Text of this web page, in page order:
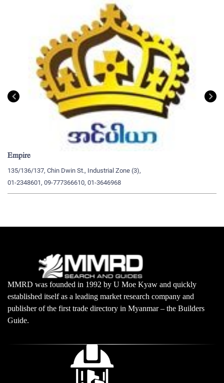
Empire
135/136/137, Chin Dwin St., Industrial Zone (3),
01-2348601, 09-777366610, 01-3646968
MMRD was founded in 1992 by U Moe Kyaw and quickly
established itself as a leading market research company and
publisher of the first trade directory in Myanmar – the Builders
Guide.